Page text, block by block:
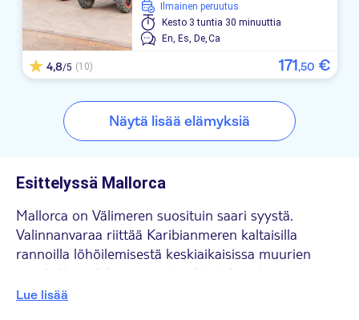
Blue Sea Hotel Don Jaime
Club S'Illot
Hotel Peymar
Ciudad Laurel
Millor Sol
Voramar
Elegance Vista Blava
Ilmainen peruutus
Kesto 3 tuntia 30 minuuttia
En, Es, De,Ca
4,8/5 (10) 171,50 €
Näytä lisää elämyksiä
Esittelyssä Mallorca
Mallorca on Välimeren suosituin saari syystä.
Valinnanvaraa riittää Karibianmeren kaltaisilla
rannoilla löhöilemisestä keskiaikaisissa muurien
ympäröimissä kaupungeissa kiertelyyn ja
maisemareittejä pitkin ajeluun. Pohjoisessa voit
Lue lisää